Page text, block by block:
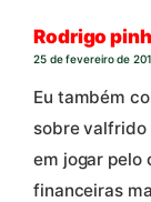
Rodrigo
25 de fevereiro de
Eu também
sobre valfrido
em jogar pelo
financeiras